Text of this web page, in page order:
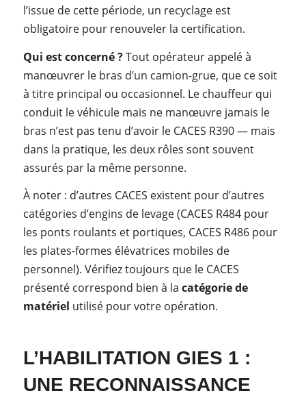
l’issue de cette période, un recyclage est
obligatoire pour renouveler la certification.
Qui est concerné ?Tout opérateur appelé à
manœuvrer le bras d’un camion-grue, que ce soit
à titre principal ou occasionnel. Le chauffeur qui
conduit le véhicule mais ne manœuvre jamais le
bras n’est pas tenu d’avoir le CACES R390 — mais
dans la pratique, les deux rôles sont souvent
assurés par la même personne.
À noter : d’autres CACES existent pour d’autres
catégories d’engins de levage (CACES R484 pour
les ponts roulants et portiques, CACES R486 pour
les plates-formes élévatrices mobiles de
personnel). Vérifiez toujours que le CACES
présenté correspond bien à la catégorie de
matériel utilisé pour votre opération.
L’HABILITATION GIES 1 :
UNE RECONNAISSANCE